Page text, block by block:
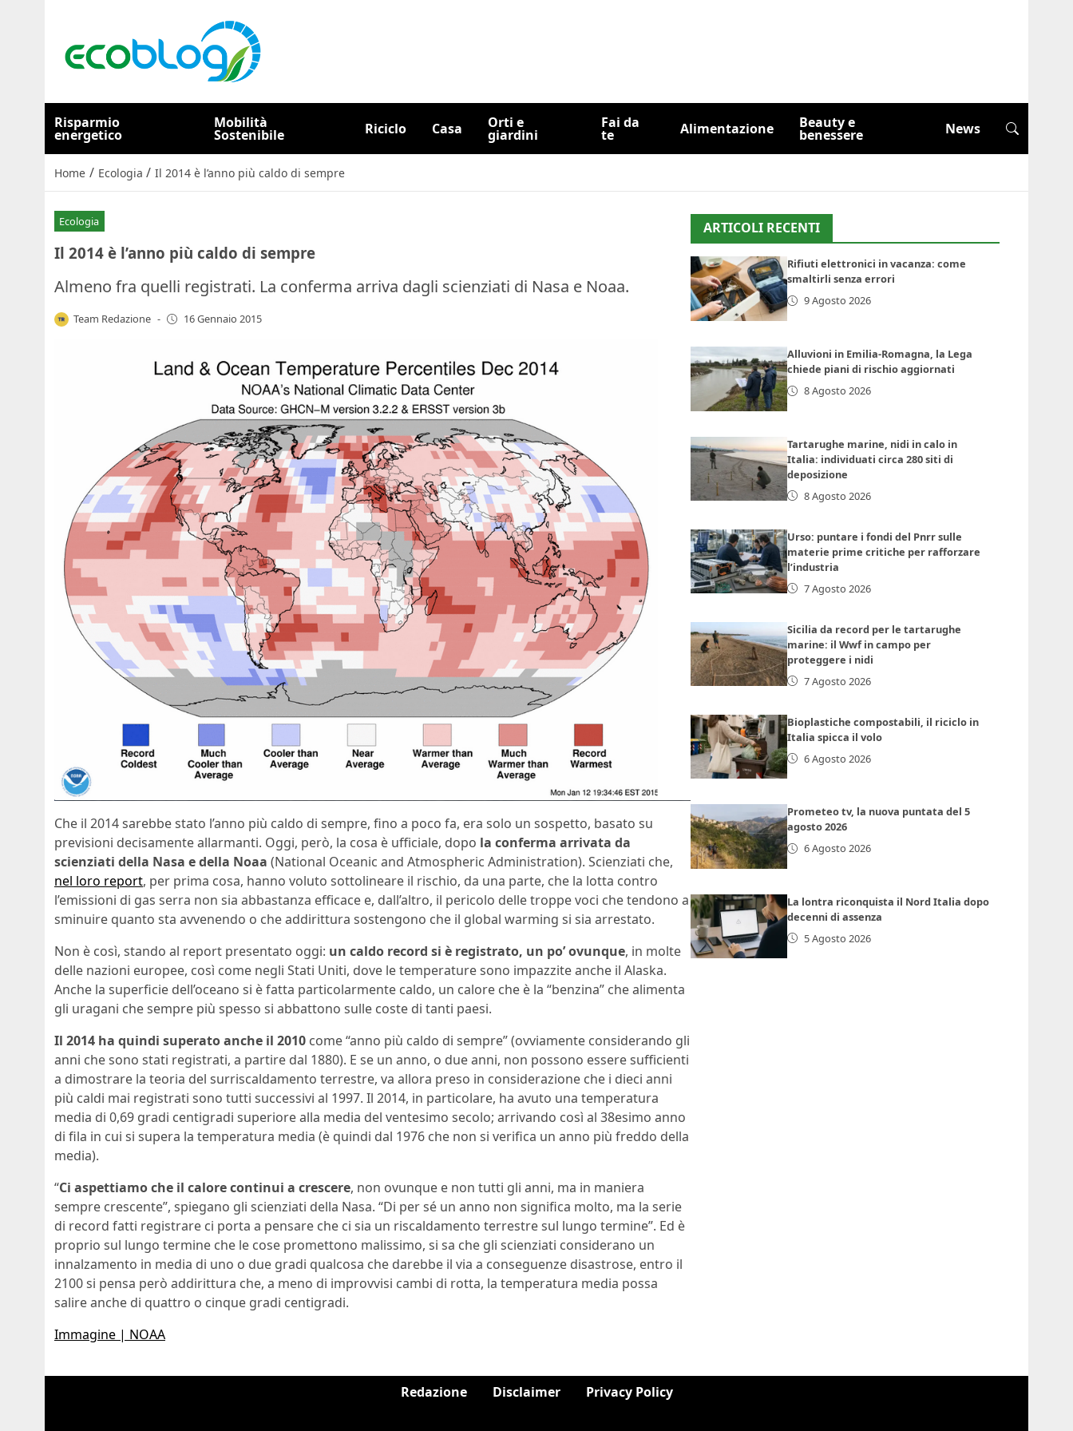
Risparmio
energetico
Mobilità
Sostenibile Riciclo Casa Orti e
giardini
Fai da
te Alimentazione Beauty e
benessere News
Home / Ecologia / Il 2014 è l’anno più caldo di sempre
Ecologia
Il 2014 è l’anno più caldo di sempre
Almeno fra quelli registrati. La conferma arriva dagli scienziati di Nasa e Noaa.
Team Redazione - 16 Gennaio 2015
Che il 2014 sarebbe stato l’anno più caldo di sempre, fino a poco fa, era solo un sospetto, basato su
previsioni decisamente allarmanti. Oggi, però, la cosa è ufficiale, dopo la conferma arrivata da
scienziati della Nasa e della Noaa (National Oceanic and Atmospheric Administration). Scienziati che,
nel loro report, per prima cosa, hanno voluto sottolineare il rischio, da una parte, che la lotta contro
l’emissioni di gas serra non sia abbastanza efficace e, dall’altro, il pericolo delle troppe voci che tendono a
sminuire quanto sta avvenendo o che addirittura sostengono che il global warming si sia arrestato.
Non è così, stando al report presentato oggi: un caldo record si è registrato, un po’ ovunque, in molte
delle nazioni europee, così come negli Stati Uniti, dove le temperature sono impazzite anche il Alaska.
Anche la superficie dell’oceano si è fatta particolarmente caldo, un calore che è la “benzina” che alimenta
gli uragani che sempre più spesso si abbattono sulle coste di tanti paesi.
Il 2014 ha quindi superato anche il 2010 come “anno più caldo di sempre” (ovviamente considerando gli
anni che sono stati registrati, a partire dal 1880). E se un anno, o due anni, non possono essere sufficienti
a dimostrare la teoria del surriscaldamento terrestre, va allora preso in considerazione che i dieci anni
più caldi mai registrati sono tutti successivi al 1997. Il 2014, in particolare, ha avuto una temperatura
media di 0,69 gradi centigradi superiore alla media del ventesimo secolo; arrivando così al 38esimo anno
di fila in cui si supera la temperatura media (è quindi dal 1976 che non si verifica un anno più freddo della
media).
“Ci aspettiamo che il calore continui a crescere, non ovunque e non tutti gli anni, ma in maniera
sempre crescente”, spiegano gli scienziati della Nasa. “Di per sé un anno non significa molto, ma la serie
di record fatti registrare ci porta a pensare che ci sia un riscaldamento terrestre sul lungo termine”. Ed è
proprio sul lungo termine che le cose promettono malissimo, si sa che gli scienziati considerano un
innalzamento in media di uno o due gradi qualcosa che darebbe il via a conseguenze disastrose, entro il
2100 si pensa però addirittura che, a meno di improvvisi cambi di rotta, la temperatura media possa
salire anche di quattro o cinque gradi centigradi.
Immagine | NOAA
ARTICOLI RECENTI
Rifiuti elettronici in vacanza: come
smaltirli senza errori
9 Agosto 2026
Alluvioni in Emilia-Romagna, la Lega
chiede piani di rischio aggiornati
8 Agosto 2026
Tartarughe marine, nidi in calo in
Italia: individuati circa 280 siti di
deposizione
8 Agosto 2026
Urso: puntare i fondi del Pnrr sulle
materie prime critiche per rafforzare
l’industria
7 Agosto 2026
Sicilia da record per le tartarughe
marine: il Wwf in campo per
proteggere i nidi
7 Agosto 2026
Bioplastiche compostabili, il riciclo in
Italia spicca il volo
6 Agosto 2026
Prometeo tv, la nuova puntata del 5
agosto 2026
6 Agosto 2026
La lontra riconquista il Nord Italia dopo
decenni di assenza
5 Agosto 2026
Redazione Disclaimer Privacy Policy